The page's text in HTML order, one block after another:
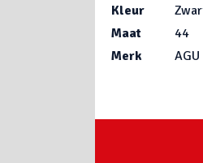
Kleur
Maat
44
Merk
AGU